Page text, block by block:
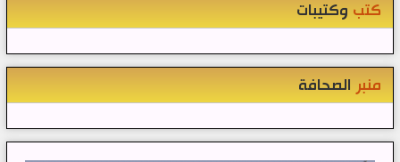
كتب وكتيبات
منبر الصحافة